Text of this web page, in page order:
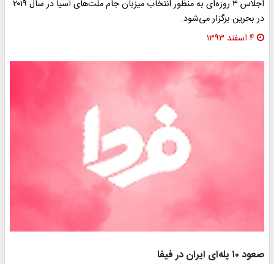
اجلاس ۳ روزه‌ای به منظور انتخاب میزبان جام ملت‌های آسیا در سال ۲۰۱۹
در بحرین برگزار می‌شود.
۴ اسفند ۱۳۹۳
صعود ۱۰ پله‌ای ایران در فیفا